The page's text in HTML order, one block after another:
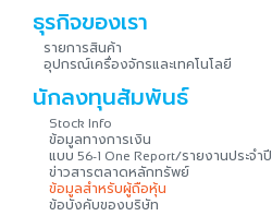
ธุรกิจของเรา
รายการสินค้า
อุปกรณ์เครื่องจักรและเทคโนโลยี
นักลงทุนสัมพันธ์
Stock Info
ข้อมูลทางการเงิน
แบบ 56-1 One Report/รายงานประจำปี
ข่าวสารตลาดหลักทรัพย์
ข้อมูลสำหรับผู้ถือหุ้น
ข้อบังคับของบริษัท